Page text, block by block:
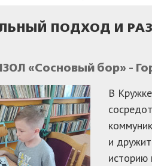
ПОДХОД И
«Сосновый бор» -
В
и
историю